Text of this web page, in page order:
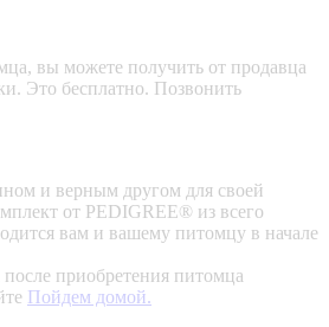
вы можете получить от продавца
Это бесплатно. Позвонить
и верным другом для своей
от PEDIGREE® из всего
вам и вашему питомцу в начале
приобретения питомца
Пойдем домой.